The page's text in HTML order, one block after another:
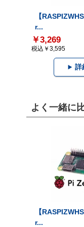
【
r...
￥3,269
税込￥3,595
詳
よく一緒に
【
r...